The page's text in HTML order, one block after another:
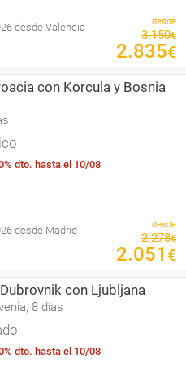
desde Valencia desde
3.150€
2.835€
con Korcula y Bosnia
dto. hasta el 10/08
desde Madrid desde
2.278€
2.051 €
con Ljubljana
8 días
dto. hasta el 10/08